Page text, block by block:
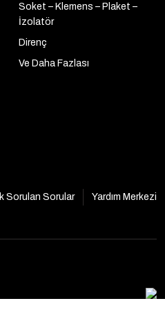
Soket – Klemens – Plaket –
İzolatör
Direnç
Ve Daha Fazlası
Sorulan Sorular
Yardım Merkezi